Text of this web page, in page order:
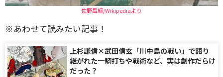
佐野昌綱/Wikipediaより
※あわせて読みたい記事！
上杉謙信×武田信玄「川中島の戦い」で語り
継がれた一騎打ちや戦術など、実は創作だらけ
だった？